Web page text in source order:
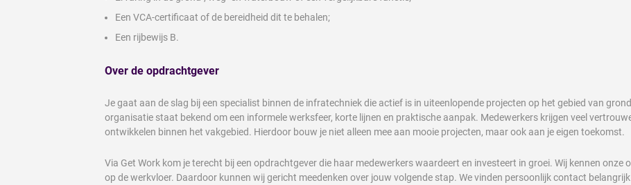
Een VCA-certificaat of de bereidheid dit te behalen;
Een rijbewijs B.
Over de opdrachtgever
Je gaat aan de slag bij een specialist binnen de infratechniek die actief is in uiteenlopende projecten op het gebied van
organisatie staat bekend om een informele werksfeer, korte lijnen en praktische aanpak. Medewerkers krijgen veel
ontwikkelen binnen het vakgebied. Hierdoor bouw je niet alleen mee aan mooie projecten, maar ook aan je eigen toekomst.
Via Get Work kom je terecht bij een opdrachtgever die haar medewerkers waardeert en investeert in groei. Wij kennen onze
op de werkvloer. Daardoor kunnen wij gericht meedenken over jouw volgende stap. We vinden persoonlijk contact